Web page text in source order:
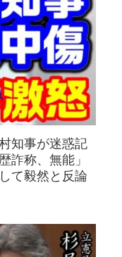
知事が迷惑記
詐称、無能」
て毅然と反論